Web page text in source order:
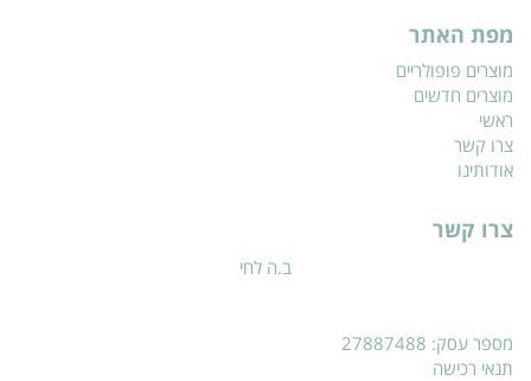
מפת האתר
מוצרים פופולריים
מוצרים חדשים
ראשי
צרו קשר
אודותינו
צרו קשר
ב.ה לחי
מספר עסק: 27887488
תנאי רכישה